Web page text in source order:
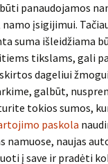
panaudojamos
įsigijimui.
suma išleidžiama
tikslams, gali
dageliui
galbūt,
tokios sumos,
paskola
namuose, naujas
į save ir pradėti